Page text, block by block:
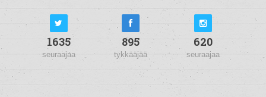
1635
seuraajaa
895
tykkääjää
620
seuraajaa